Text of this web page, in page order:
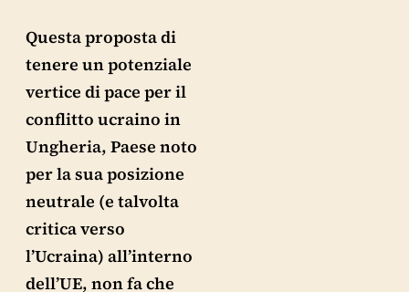
Questa proposta di
tenere un potenziale
vertice di pace per il
conflitto ucraino in
Ungheria, Paese noto
per la sua posizione
neutrale (e talvolta
critica verso
l’Ucraina) all’interno
dell’UE, non fa che